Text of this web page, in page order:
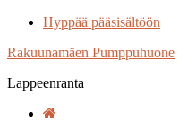
Hyppää pääsisältöön
Rakuunamäen Pumppuhuone
Lappeenranta